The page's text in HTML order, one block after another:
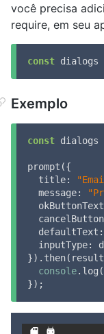
você precisa
require, em seu
const dialogs
Exemplo
const dialogs
prompt({
title:
message:
okButtonText
defaultText :
inputType:
}).then( result
console.log(
});